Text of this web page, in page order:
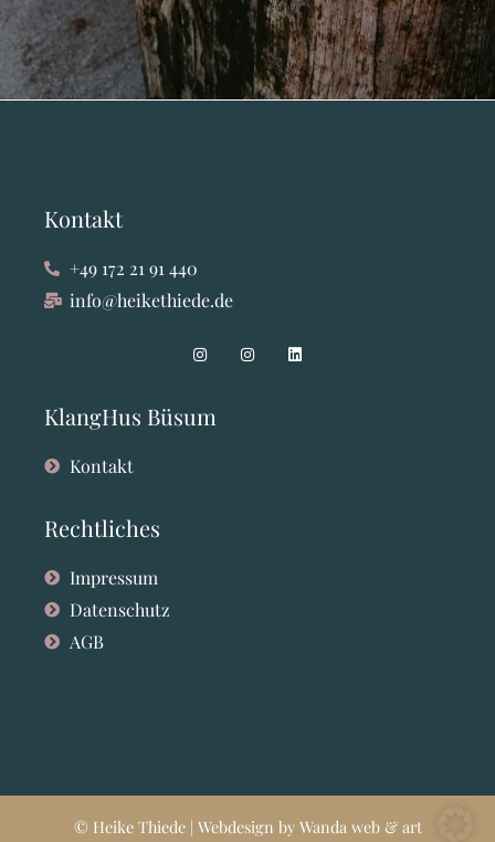
Kontakt
+49 172 21 91 440
info@heikethiede.de
KlangHus Büsum
Kontakt
Rechtliches
Impressum
Datenschutz
AGB
© Heike Thiede | Webdesign by Wanda web & art